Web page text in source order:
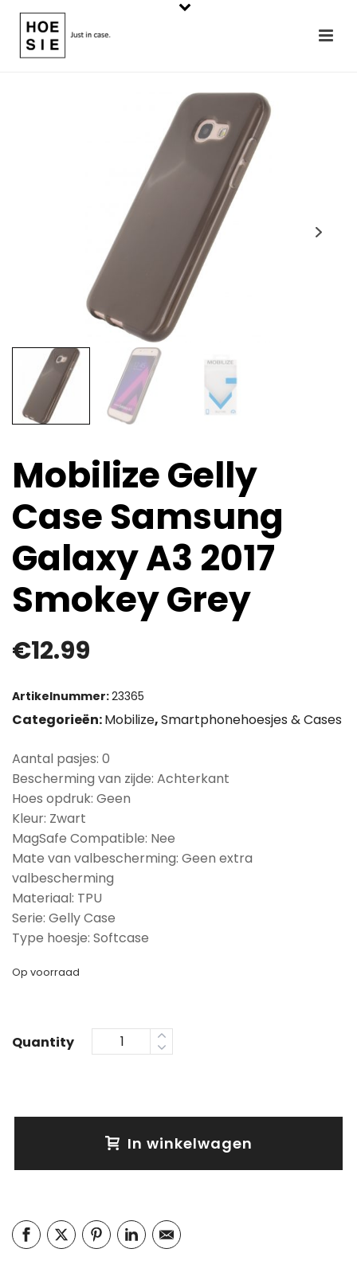
Mobilize Gelly
Case Samsung
Galaxy A3 2017
Smokey Grey
€12.99
Artikelnummer:23365
Categorieën:Mobilize,Smartphonehoesjes & Cases
Aantal pasjes: 0
Bescherming van zijde: Achterkant
Hoes opdruk: Geen
Kleur: Zwart
MagSafe Compatible: Nee
Mate van valbescherming: Geen extra
valbescherming
Materiaal: TPU
Serie: Gelly Case
Type hoesje: Softcase
Op voorraad
Quantity
In winkelwagen